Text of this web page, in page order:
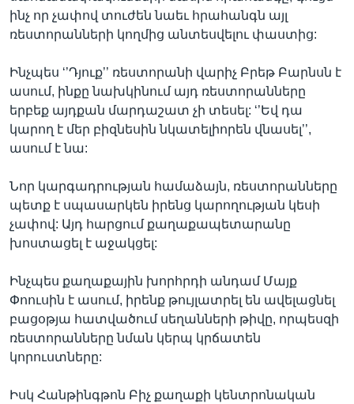
ինչ որ չափով տուժեն նաեւ հրահանգն այլ
ռեստորանների կողմից անտեսվելու փաստից:
Ինչպես ‘’Դյուք’’ ռեստորանի վարիչ Բրեթ Բարնսն է
ասում, ինքը նախկինում այդ ռեստորանները
երբեք այդքան մարդաշատ չի տեսել: ‘’Եվ դա
կարող է մեր բիզնեսին նկատելիորեն վնասել’’,
ասում է նա:
Նոր կարգադրության համաձայն, ռեստորանները
պետք է սպասարկեն իրենց կարողության կեսի
չափով: Այդ հարցում քաղաքապետարանը
խոստացել է աջակցել:
Ինչպես քաղաքային խորհրդի անդամ Մայք
Փոուսին է ասում, իրենք թույլատրել են ավելացնել
բացօթյա հատվածում սեղանների թիվը, որպեսզի
ռեստորանները նման կերպ կրճատեն
կորուստները:
Իսկ Հանթինգթոն Բիչ քաղաքի կենտրոնական